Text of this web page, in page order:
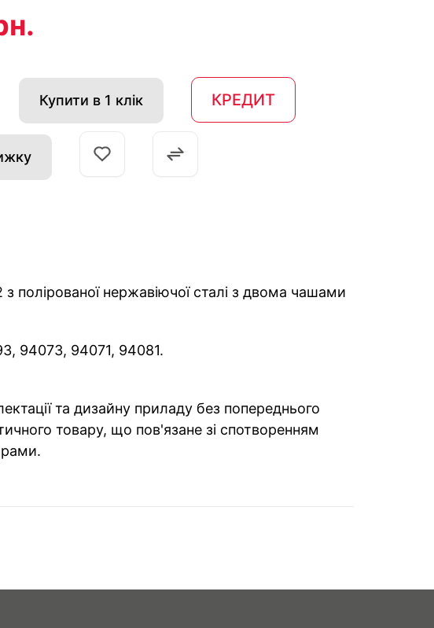
Купити в 1 клік КРЕДИТ
полірованої нержавіючої сталі з двома чашами
94073, 94071, 94081.
та дизайну приладу без попереднього
товару, що пов'язане зі спотворенням